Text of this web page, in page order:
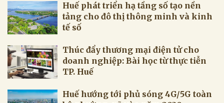
Huế phát triển hạ tầng số tạo nền
tảng cho đô thị thông minh và kinh
tế số
Thúc đẩy thương mại điện tử cho
doanh nghiệp: Bài học từ thực tiễn
TP. Huế
Huế hướng tới phủ sóng 4G/5G toàn